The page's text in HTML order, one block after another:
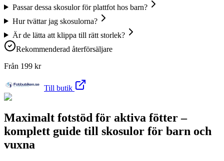
Passar dessa skosulor för plattfot hos barn?
Hur tvättar jag skosulorna?
Är de lätta att klippa till rätt storlek?
Rekommenderad återförsäljare
Från 199 kr
Till butik
Maximalt fotstöd för aktiva fötter –
komplett guide till skosulor för barn och
vuxna